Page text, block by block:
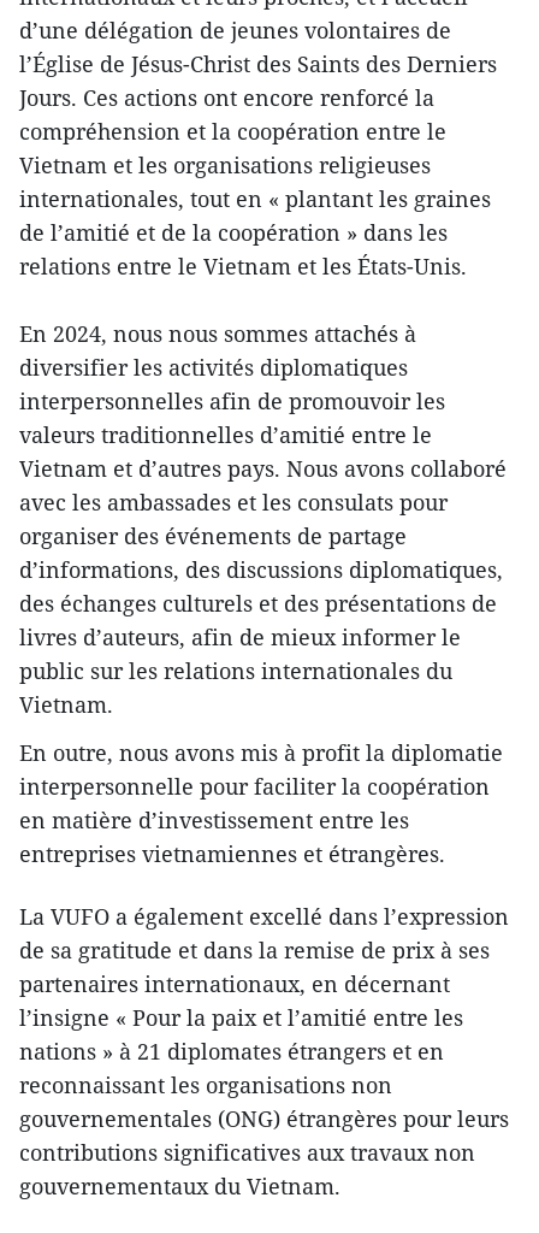
d’une délégation de jeunes volontaires de
l’Église de Jésus-Christ des Saints des Derniers
Jours. Ces actions ont encore renforcé la
compréhension et la coopération entre le
Vietnam et les organisations religieuses
internationales, tout en « plantant les graines
de l’amitié et de la coopération » dans les
relations entre le Vietnam et les États-Unis.
En 2024, nous nous sommes attachés à
diversifier les activités diplomatiques
interpersonnelles afin de promouvoir les
valeurs traditionnelles d’amitié entre le
Vietnam et d’autres pays. Nous avons collaboré
avec les ambassades et les consulats pour
organiser des événements de partage
d’informations, des discussions diplomatiques,
des échanges culturels et des présentations de
livres d’auteurs, afin de mieux informer le
public sur les relations internationales du
Vietnam.
En outre, nous avons mis à profit la diplomatie
interpersonnelle pour faciliter la coopération
en matière d’investissement entre les
entreprises vietnamiennes et étrangères.
La VUFO a également excellé dans l’expression
de sa gratitude et dans la remise de prix à ses
partenaires internationaux, en décernant
l’insigne « Pour la paix et l’amitié entre les
nations » à 21 diplomates étrangers et en
reconnaissant les organisations non
gouvernementales (ONG) étrangères pour leurs
contributions significatives aux travaux non
gouvernementaux du Vietnam.